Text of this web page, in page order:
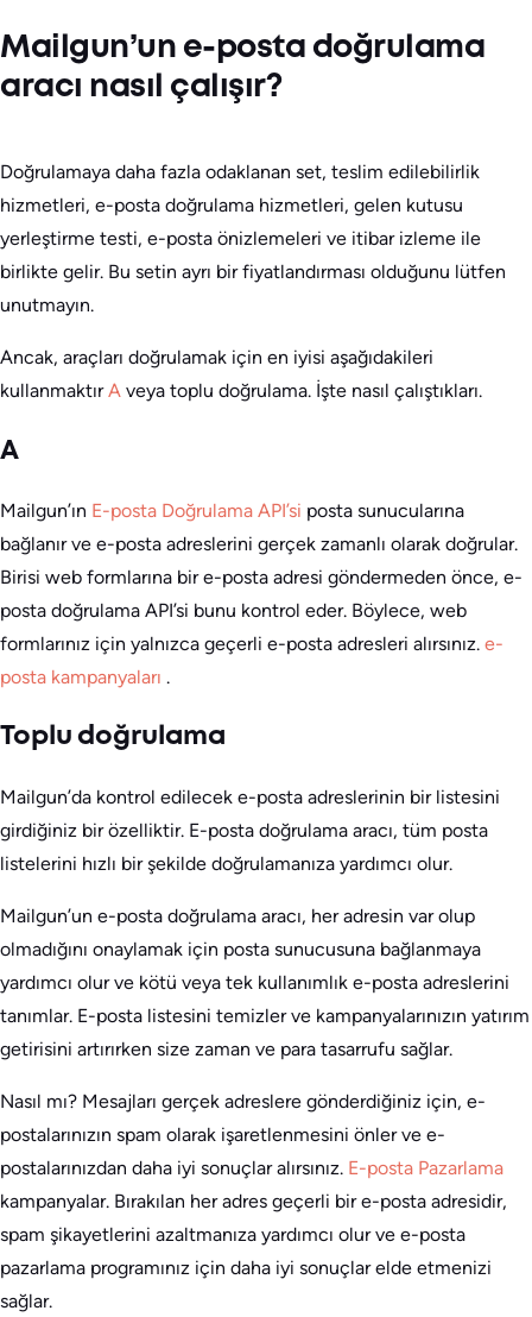
Mailgun’un e-posta doğrulama
aracı nasıl çalışır?
Doğrulamaya daha fazla odaklanan set, teslim edilebilirlik
hizmetleri, e-posta doğrulama hizmetleri, gelen kutusu
yerleştirme testi, e-posta önizlemeleri ve itibar izleme ile
birlikte gelir. Bu setin ayrı bir fiyatlandırması olduğunu lütfen
unutmayın.
Ancak, araçları doğrulamak için en iyisi aşağıdakileri
kullanmaktırA veya toplu doğrulama. İşte nasıl çalıştıkları.
A
Mailgun’ın E-posta Doğrulama API’si posta sunucularına
bağlanır ve e-posta adreslerini gerçek zamanlı olarak doğrular.
Birisi web formlarına bir e-posta adresi göndermeden önce, e-
posta doğrulama API’si bunu kontrol eder. Böylece, web
formlarınız için yalnızca geçerli e-posta adresleri alırsınız. e-
posta kampanyaları .
Toplu doğrulama
Mailgun’da kontrol edilecek e-posta adreslerinin bir listesini
girdiğiniz bir özelliktir. E-posta doğrulama aracı, tüm posta
listelerini hızlı bir şekilde doğrulamanıza yardımcı olur.
Mailgun’un e-posta doğrulama aracı, her adresin var olup
olmadığını onaylamak için posta sunucusuna bağlanmaya
yardımcı olur ve kötü veya tek kullanımlık e-posta adreslerini
tanımlar. E-posta listesini temizler ve kampanyalarınızın yatırım
getirisini artırırken size zaman ve para tasarrufu sağlar.
Nasıl mı? Mesajları gerçek adreslere gönderdiğiniz için, e-
postalarınızın spam olarak işaretlenmesini önler ve e-
postalarınızdan daha iyi sonuçlar alırsınız. E-posta Pazarlama
kampanyalar. Bırakılan her adres geçerli bir e-posta adresidir,
spam şikayetlerini azaltmanıza yardımcı olur ve e-posta
pazarlama programınız için daha iyi sonuçlar elde etmenizi
sağlar.